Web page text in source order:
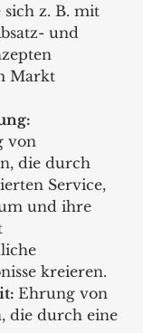
z. B. mit
und
Markt
von
die durch
Service,
und ihre
kreieren.
Ehrung von
die durch eine